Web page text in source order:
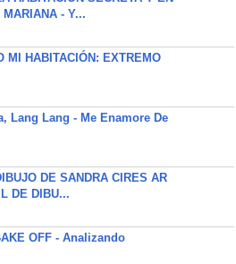
- Y...
MI HABITACIÓN: EXTREMO
Lang Lang - Me Enamore De
DE SANDRA CIRES AR
DE DIBU...
OFF - Analizando